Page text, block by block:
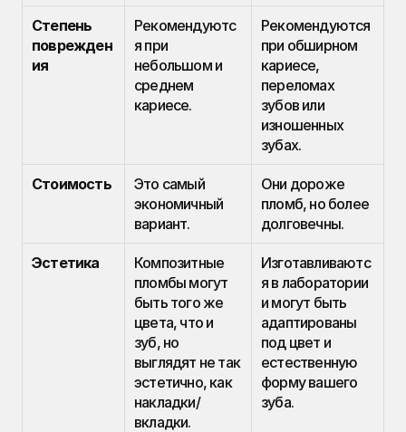
Степень
поврежден
ия
Рекомендуютс
я при
небольшом и
среднем
кариесе.
Рекомендуются
при обширном
кариесе,
переломах
зубов или
изношенных
зубах.
Стоимость
Это самый
экономичный
вариант.
Они дороже
пломб, но более
долговечны.
Эстетика
Композитные
пломбы могут
быть того же
цвета, что и
зуб, но
выглядят не так
эстетично, как
накладки/
вкладки.
Изготавливаютс
я в лаборатории
и могут быть
адаптированы
под цвет и
естественную
форму вашего
зуба.